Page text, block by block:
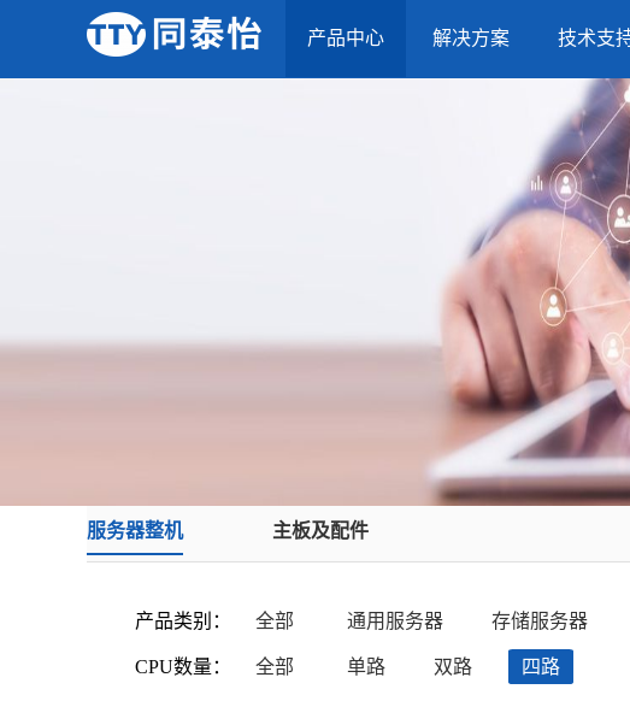
产品中心 解决方案 技术支
服务器整机 主板及配件
产品类别：
CPU数量：
全部 通用服务器 存储服务器
全部 单路 双路 四路